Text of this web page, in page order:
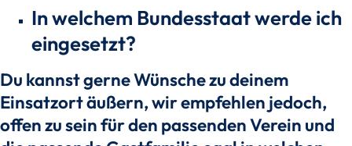
In welchem Bundesstaat werde ich
eingesetzt?
Du kannst gerne Wünsche zu deinem
Einsatzort äußern, wir empfehlen jedoch,
offen zu sein für den passenden Verein und